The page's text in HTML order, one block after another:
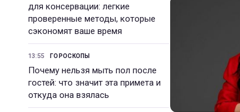
для консервации: легкие
проверенные методы, которые
сэкономят ваше время
13:55 ГОРОСКОПЫ
Почему нельзя мыть пол после
гостей: что значит эта примета и
откуда она взялась